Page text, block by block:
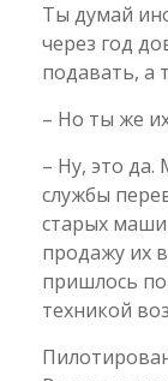
Ты думай
через год
подавать, а
– Но ты же
– Ну, это
службы
старых
продажу их
пришлось
техникой